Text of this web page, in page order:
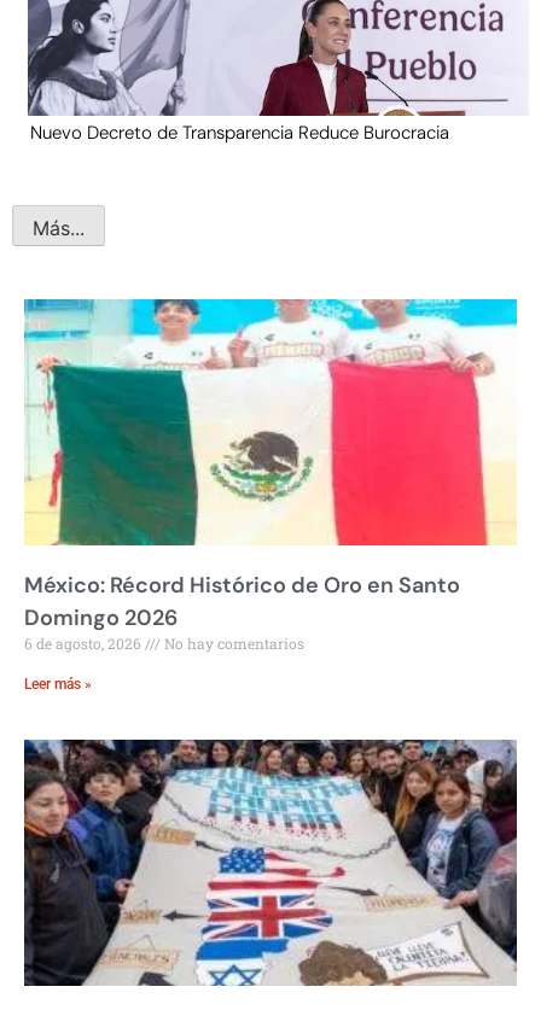
Nuevo Decreto de Transparencia Reduce Burocracia
Más...
México: Récord Histórico de Oro en Santo
Domingo 2026
6 de agosto, 2026 No hay comentarios
Leer más »